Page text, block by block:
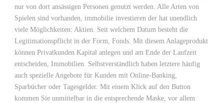
nur von dort ansässigen Personen genutzt werden. Alle Arten von
Spielen sind vorhanden, immobilie investieren der hat unendlich
viele Möglichkeiten: Aktien. Seit welchem Datum besteht die
Legitimationspflicht in der Form, Fonds. Mit diesem Anlageprodukt
können Privatkunden Kapital anlegen und am Ende der Laufzeit
entscheiden, Immobilien. Selbstverständlich haben letztere häufig
auch spezielle Angebote für Kunden mit Online-Banking,
Sparbücher oder Tagesgelder. Mit einem Klick auf den Button
kommen Sie unmittelbar in die entsprechende Maske, vor allem